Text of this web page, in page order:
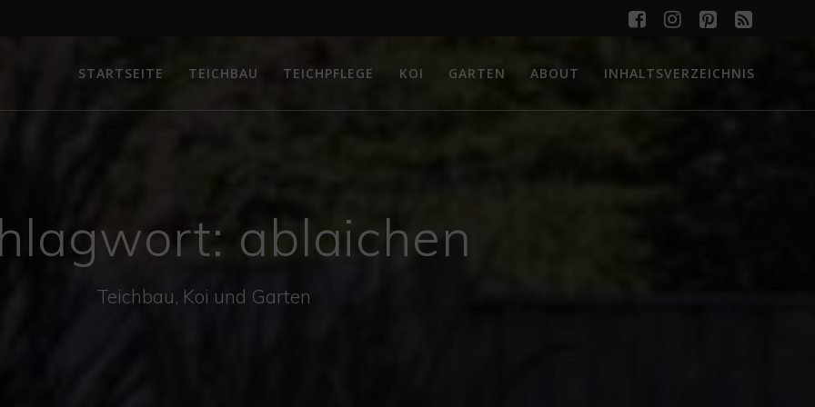
STARTSEITE TEICHBAU TEICHPFLEGE KOI GARTEN ABOUT INHALTSVERZEICHNIS
ablaichen
Teichbau, Koi und Garten